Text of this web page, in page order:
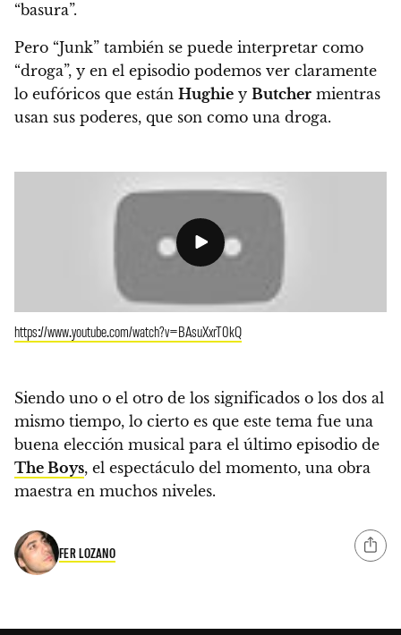
“basura”.
Pero “Junk” también se puede interpretar como
“droga”, y en el episodio podemos ver claramente
lo eufóricos que están Hughie y Butcher mientras
usan sus poderes, que son como una droga.
https://www.youtube.com/watch?v=BAsuXxrT0kQ
Siendo uno o el otro de los significados o los dos al
mismo tiempo, lo cierto es que este tema fue una
buena elección musical para el último episodio de
The Boys, el espectáculo del momento, una obra
maestra en muchos niveles.
FER LOZANO